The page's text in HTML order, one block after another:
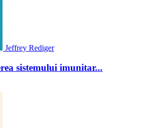
Jeffrey Rediger
sistemului imunitar...